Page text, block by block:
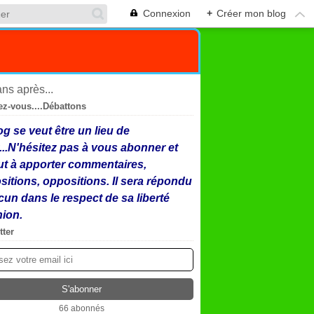
Connexion + Créer mon blog
vous....Débattons
se veut être un lieu de
pas à vous abonner et
à apporter commentaires,
oppositions. Il sera répondu
dans le respect de sa liberté
66 abonnés